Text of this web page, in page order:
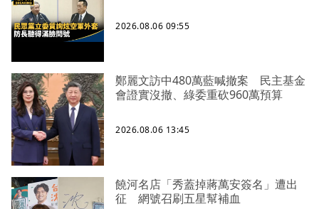
2026.08.06 09:55
鄭麗文訪中480萬藍喊撤案 民主基金
會證實沒撤、綠委重砍960萬預算
2026.08.06 13:45
饒河名店「秀蓋掉蔣萬安簽名」遭出
征 網號召刷五星幫補血